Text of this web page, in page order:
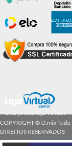
COPYRIGHT © D.mix
DIREITOS RESERVADOS